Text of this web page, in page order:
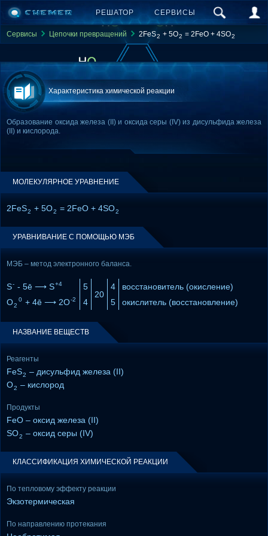
РЕШАТОР СЕРВИСЫ
Сервисы Цепочки превращений 2FeS2 + 5O2 = 2FeO + 4SO2
Характеристика химической реакции
Образование оксида железа (II) и оксида серы (IV) из дисульфида железа
(II) и кислорода.
МОЛЕКУЛЯРНОЕ УРАВНЕНИЕ
2FeS2 + 5O2 = 2FeO + 4SO2
УРАВНИВАНИЕ С ПОМОЩЬЮ МЭБ
МЭБ – метод электронного баланса.
S- - 5ē ⟶ S+4
5
20
4
восстановитель (окисление)
O2
0 + 4ē ⟶ 2O-2 4 5 окислитель (восстановление)
НАЗВАНИЕ ВЕЩЕСТВ
Реагенты
FeS2 – дисульфид железа (II)
O2 – кислород
Продукты
FeO – оксид железа (II)
SO2 – оксид серы (IV)
КЛАССИФИКАЦИЯ ХИМИЧЕСКОЙ РЕАКЦИИ
По тепловому эффекту реакции
Экзотермическая
По направлению протекания